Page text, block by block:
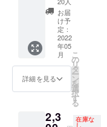
は開け
たまま
で、風
通しの
良い所
置いて
いただ
けれ
ぐらい
させて
頂きま
す！ 最
初の方
よりも
少しお
値段上
がりま
すが、
ご了承
い。 龍
の玉ね
お届
け予
定：
2022
年05
月
詳細を見る
こ
の
リ
タ
ー
ン
を
選
択
す
る
2,3 在庫な
し